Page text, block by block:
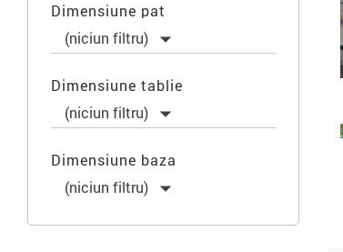
Dimensiune pat
(niciun filtru)

Dimensiune tablie
(niciun filtru)

Dimensiune baza
(niciun filtru)
